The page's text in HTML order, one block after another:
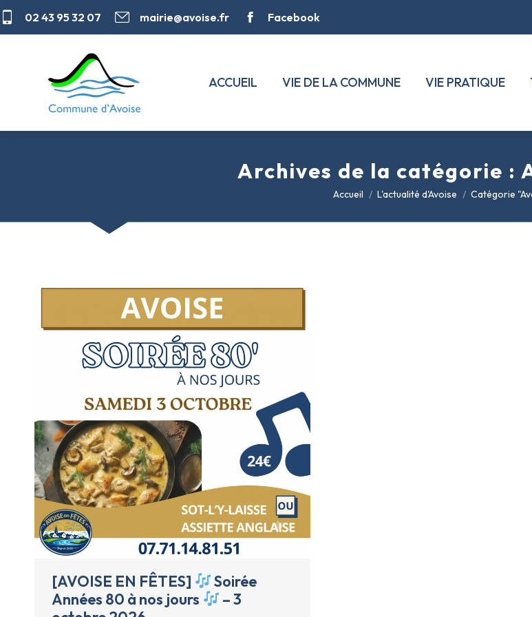
02 43 95 32 07 mairie@avoise.fr Facebook
ACCUEIL VIE DE LA COMMUNE VIE PRATIQUE
Archives de la catégorie :
Vous êtes ici :
Accueil L'actualité d'Avoise Catégorie
[AVOISE EN FÊTES]
Soirée
Années 80 à nos jours
– 3